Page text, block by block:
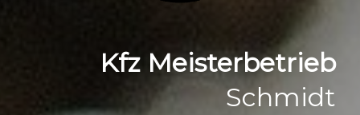
Kfz Meisterbetrieb
Schmidt